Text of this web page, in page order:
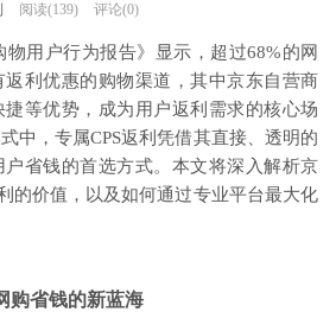
阅读(139) 评论(0)
用户行为报告》显示，超过68%的网
利优惠的购物渠道，其中京东自营商
等优势，成为用户返利需求的核心场
中，专属CPS返利凭借其直接、透明的
省钱的首选方式。本文将深入解析京
的价值，以及如何通过专业平台最大化
购省钱的新蓝海